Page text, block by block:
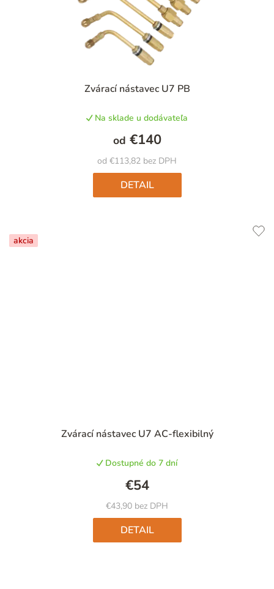
Zvárací nástavec U7 PB
Na sklade u dodávateľa
od €113,82 bez DPH
od €140
DETAIL
akcia
Zvárací nástavec U7 AC-flexibilný
Dostupné do 7 dní
€43,90 bez DPH
€54
DETAIL